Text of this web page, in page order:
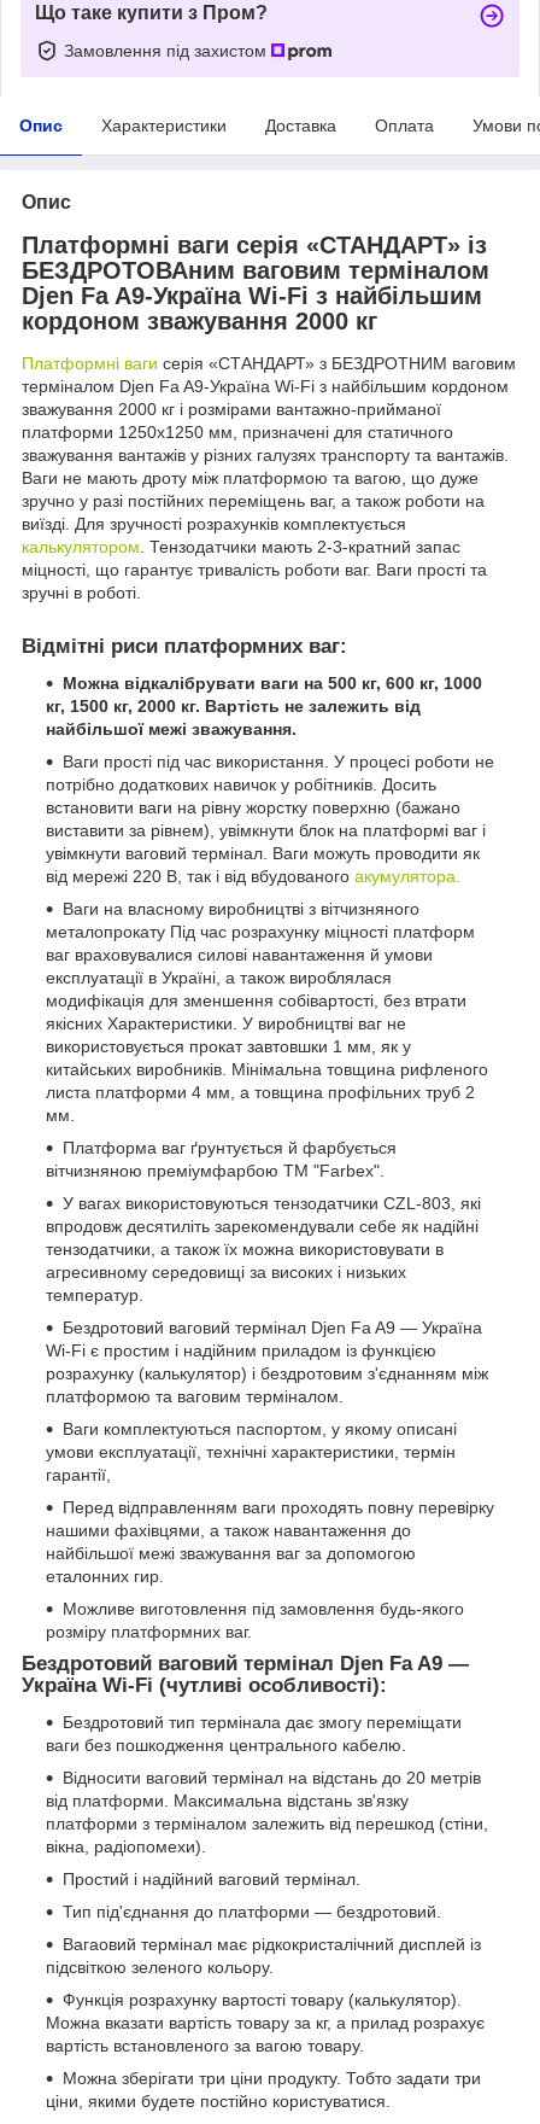
Що таке купити з Пром?
Замовлення під захистом
Опис Характеристики Доставка Оплата Умови
Опис
Платформні ваги серія «СТАНДАРТ» із
БЕЗДРОТОВАним ваговим терміналом
Djen Fa A9-Україна Wi-Fi з найбільшим
кордоном зважування 2000 кг
Платформні ваги серія «СТАНДАРТ» з БЕЗДРОТНИМ ваговим
терміналом Djen Fa A9-Україна Wi-Fi з найбільшим кордоном
зважування 2000 кг і розмірами вантажно-прийманої
платформи 1250х1250 мм, призначені для статичного
зважування вантажів у різних галузях транспорту та вантажів.
Ваги не мають дроту між платформою та вагою, що дуже
зручно у разі постійних переміщень ваг, а також роботи на
виїзді. Для зручності розрахунків комплектується
калькулятором. Тензодатчики мають 2-3-кратний запас
міцності, що гарантує тривалість роботи ваг. Ваги прості та
зручні в роботі.
Відмітні риси платформних ваг:
Можна відкалібрувати ваги на 500 кг, 600 кг, 1000
кг, 1500 кг, 2000 кг. Вартість не залежить від
найбільшої межі зважування.
Ваги прості під час використання. У процесі роботи не
потрібно додаткових навичок у робітників. Досить
встановити ваги на рівну жорстку поверхню (бажано
виставити за рівнем), увімкнути блок на платформі ваг і
увімкнути ваговий термінал. Ваги можуть проводити як
від мережі 220 В, так і від вбудованого акумулятора.
Ваги на власному виробництві з вітчизняного
металопрокату Під час розрахунку міцності платформ
ваг враховувалися силові навантаження й умови
експлуатації в Україні, а також вироблялася
модифікація для зменшення собівартості, без втрати
якісних Характеристики. У виробництві ваг не
використовується прокат завтовшки 1 мм, як у
китайських виробників. Мінімальна товщина рифленого
листа платформи 4 мм, а товщина профільних труб 2
мм.
Платформа ваг ґрунтується й фарбується
вітчизняною преміумфарбою ТМ "Farbex".
У вагах використовуються тензодатчики CZL-803, які
впродовж десятиліть зарекомендували себе як надійні
тензодатчики, а також їх можна використовувати в
агресивному середовищі за високих і низьких
температур.
Бездротовий ваговий термінал Djen Fa A9 — Україна
Wi-Fi є простим і надійним приладом із функцією
розрахунку (калькулятор) і бездротовим з'єднанням між
платформою та ваговим терміналом.
Ваги комплектуються паспортом, у якому описані
умови експлуатації, технічні характеристики, термін
гарантії,
Перед відправленням ваги проходять повну перевірку
нашими фахівцями, а також навантаження до
найбільшої межі зважування ваг за допомогою
еталонних гир.
Можливе виготовлення під замовлення будь-якого
розміру платформних ваг.
Бездротовий ваговий термінал Djen Fa A9 —
Україна Wi-Fi (чутливі особливості):
Бездротовий тип термінала дає змогу переміщати
ваги без пошкодження центрального кабелю.
Відносити ваговий термінал на відстань до 20 метрів
від платформи. Максимальна відстань зв'язку
платформи з терміналом залежить від перешкод (стіни,
вікна, радіопомехи).
Простий і надійний ваговий термінал.
Тип під'єднання до платформи — бездротовий.
Вагаовий термінал має рідкокристалічний дисплей із
підсвіткою зеленого кольору.
Функція розрахунку вартості товару (калькулятор).
Можна вказати вартість товару за кг, а прилад розрахує
вартість встановленого за вагою товару.
Можна зберігати три ціни продукту. Тобто задати три
ціни, якими будете постійно користуватися.